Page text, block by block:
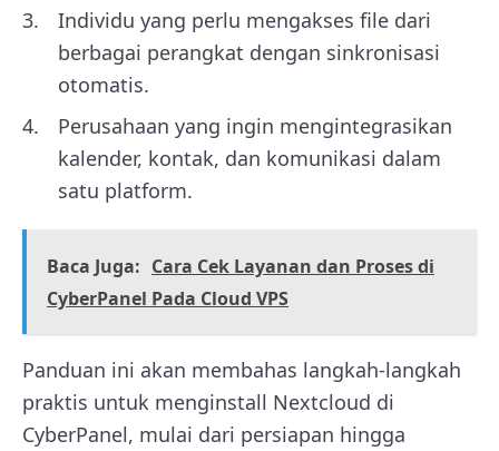
Individu yang perlu mengakses file dari
berbagai perangkat dengan sinkronisasi
otomatis.
Perusahaan yang ingin mengintegrasikan
kalender, kontak, dan komunikasi dalam
satu platform.
Baca Juga: Cara Cek Layanan dan Proses di
CyberPanel Pada Cloud VPS
Panduan ini akan membahas langkah-langkah
praktis untuk menginstall Nextcloud di
CyberPanel, mulai dari persiapan hingga